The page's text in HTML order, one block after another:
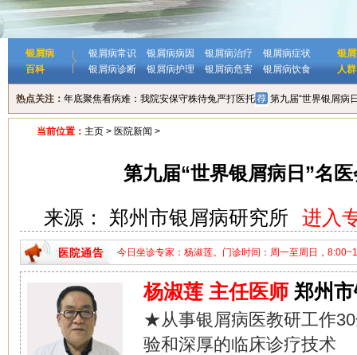
银屑病
百科
银屑病常识 银屑病病因 银屑病治疗
银屑病症状
银屑病诊断
银屑病护理 银屑病危害 银屑病饮食
银
人群
热点关注： 年底聚焦看病难：我院安保守株待兔严打医托 第九届“世界银屑病
当前位置： 主页 > 医院新闻 >
第九届“世界银屑病日”名
来源： 郑州市银屑病研究所 进入
今日坐诊专家：杨淑莲。门诊时间：周一至周日，
杨淑莲 主任医师 郑州
★从事银屑病医教研工作
验和深厚的临床诊疗技术